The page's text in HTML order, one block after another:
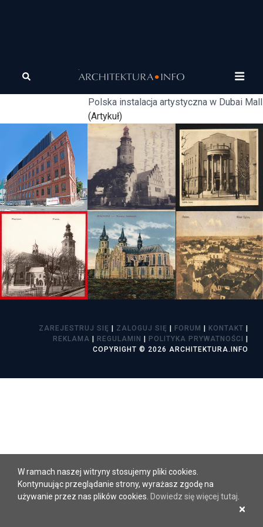
instalacja artystycznaInstalacja artystyczna „Pisklę”
Polska instalacja artystyczna w Dubai Mall
(Artykuł)
ZAREJESTRUJ SIĘ | ZALOGUJ SIĘ | FORUM | KONTAKT |
REKLAMA | REGULAMIN | POLITYKA PRYWATNOŚCI |
COPYRIGHT © 2026 ARCHITEKTURA.INFO
W ramach naszej witryny stosujemy pliki cookies.
Kontynuując przeglądanie strony, wyrażasz zgodę na
używanie przez nas plików cookies. Dowiedz się więcej tutaj
×